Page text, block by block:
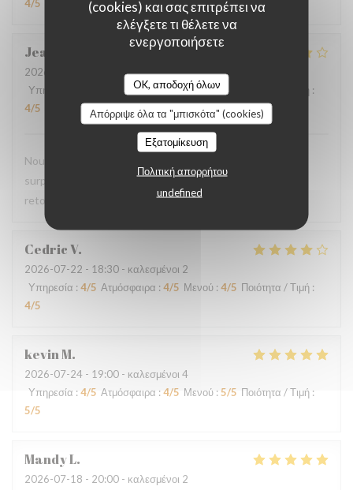
(cookies) και σας επιτρέπει να
ελέγξετε τι θέλετε να
ενεργοποιήσετε
OK, αποδοχή όλων
Απόρριψε όλα τα "μπισκότα" (cookies)
Εξατομίκευση
Πολιτική απορρήτου
undefined
4/5
Jean-Marie
2026-07-29
- 19:45 - καλεσμένοι 2
Υπηρεσία
Ατμόσφαιρα:4/5 Μενού: /5 Ποιότητα / Τιμή :
4/5
Nous avons pris le menu proposé et ce fut une agréable
surprise, le filet de viande BBB super délicieux Nous y
retournerons
CedricV
2026-07-22 - 18:30 - καλεσμένοι 2
Υπηρεσία : 4/5 Ατμόσφαιρα : 4/5 Μενού : 4/5 Ποιότητα / Τιμή :
4/5
kevinM
2026-07-24 - 19:00 - καλεσμένοι 4
Υπηρεσία : 4/5 Ατμόσφαιρα : 4/5 Μενού : 5/5 Ποιότητα / Τιμή :
5/5
MandyL
2026-07-18 - 20:00 - καλεσμένοι 2